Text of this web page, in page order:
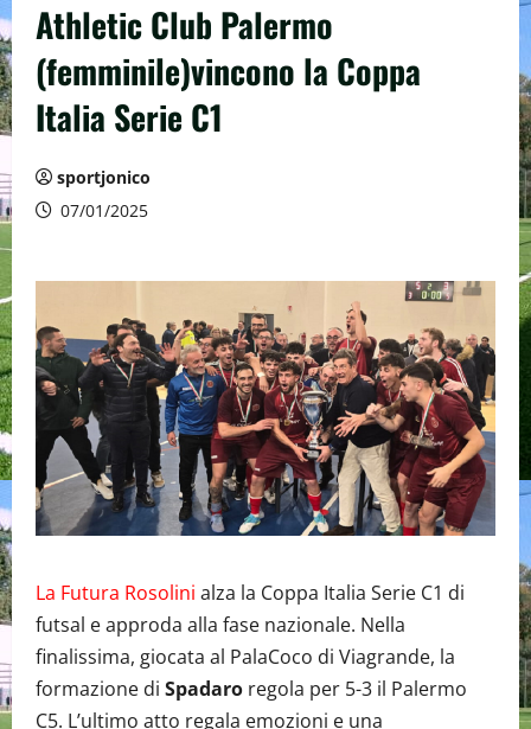
Athletic Club Palermo
(femminile)vincono la Coppa
Italia Serie C1
sportjonico
07/01/2025
La Futura Rosolini alza la Coppa Italia Serie C1 di
futsal e approda alla fase nazionale. Nella
finalissima, giocata al PalaCoco di Viagrande, la
formazione di Spadaro regola per 5-3 il Palermo
C5. L’ultimo atto regala emozioni e una